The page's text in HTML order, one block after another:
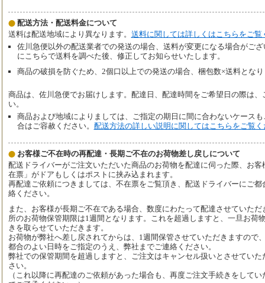
配送方法・配送料金について
送料は配送地域により異なります。 送料に関しては詳しくはこちらをご覧
佐川急便以外の配送業者での発送の場合、送料が変更になる場合がご
にこちらで送料を調べた後、修正してお知らせいたします。
商品の破損を防ぐため、2個口以上での発送の場合、梱包数×送料とな
商品は、佐川急便でお届けします。配達日、配達時間をご希望日の際は
い。
商品および地域によりましては、ご指定の期日に間に合わないケース
合はご容赦ください。 配送方法の詳しい説明に関してはこちらをご覧く
お客様ご不在時の再配達・長期ご不在のお荷物差し戻しについて
配送ドライバーがご注文いただいた商品のお荷物を配達に伺った際、お
在票」がドアもしくはポストに挟み込まれます。
再配達ご依頼につきましては、不在票をご覧頂き、配送ドライバーにご
絡ください。
また、お客様が長期ご不在である場合、数度にわたって配達させていた
所のお荷物保管期限は1週間となります。これを超過しますと、一旦お荷
きを取らせていただきます。
お荷物が弊社へ差し戻されてからは、1週間保管させていただきますので
都合のよい日時をご指定のうえ、弊社までご連絡ください。
弊社での保管期間を超過しますと、ご注文はキャンセル扱いとさせてい
さい。
（これ以降に再配達のご依頼があった場合も、再度ご注文手続きをして